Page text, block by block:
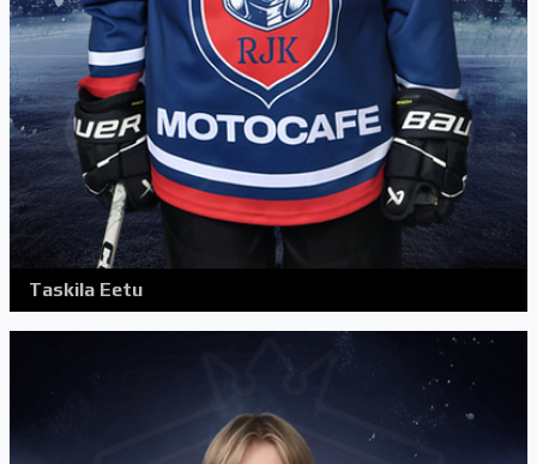
Taskila Eetu